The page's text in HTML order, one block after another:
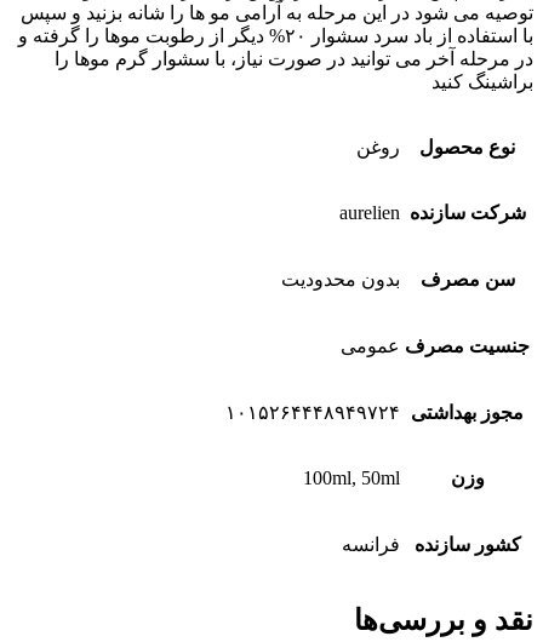
توصیه می شود در این مرحله به آرامی مو ها را شانه بزنید و سپس
با استفاده از باد سرد سشوار ۲۰% دیگر از رطوبت موها را گرفته و
در مرحله آخر می توانید در صورت نیاز، با سشوار گرم موها را
براشینگ کنید
نوع محصول روغن
شرکت سازنده aurelien
سن مصرف بدون محدودیت
جنسیت مصرف عمومی
مجوز بهداشتی ۱۰۱۵۲۶۴۴۴۸۹۴۹۷۲۴
وزن 100ml, 50ml
کشور سازنده فرانسه
نقد و بررسی‌ها